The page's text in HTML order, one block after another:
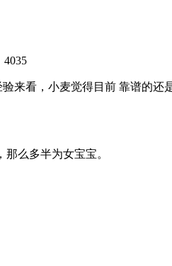
4035
来看，小麦觉得目前 靠谱的
么多半为女宝宝。